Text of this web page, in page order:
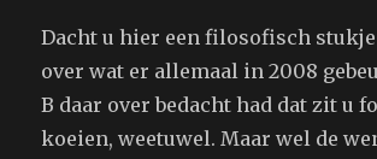
Dacht u hier een filosofisch
over wat er allemaal in 2008
B daar over bedacht had dat zit u
koeien, weetuwel. Maar wel de